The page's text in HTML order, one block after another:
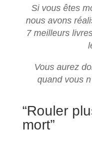
Si vous êtes
nous avons
7 meilleurs
Vous aurez
quand vous
“Rouler
mort”